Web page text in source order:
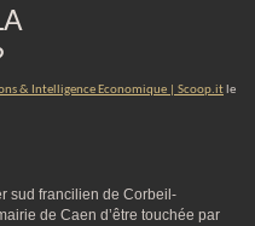
& Intelligence Economique | Scoop.it le
sud francilien de Corbeil-
de Caen d’être touchée par